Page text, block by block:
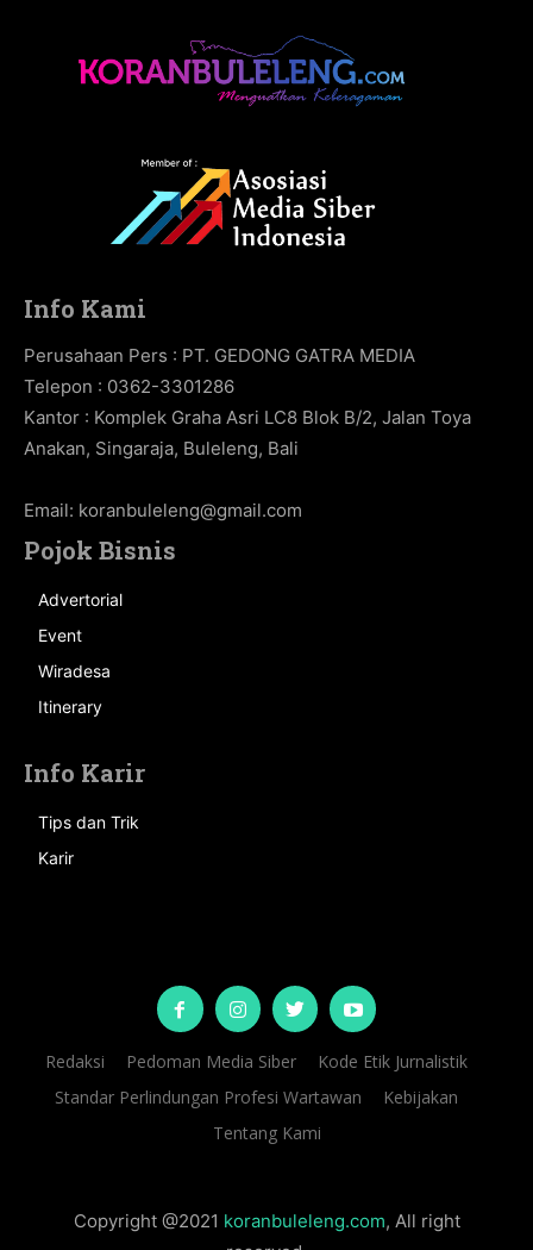
Info Kami
Perusahaan Pers : PT. GEDONG GATRA MEDIA
Telepon : 0362-3301286
Kantor : Komplek Graha Asri LC8 Blok B/2, Jalan Toya
Anakan, Singaraja, Buleleng, Bali
Email: koranbuleleng@gmail.com
Pojok Bisnis
Advertorial
Event
Wiradesa
Itinerary
Info Karir
Tips dan Trik
Karir
Redaksi Pedoman Media Siber
Kode Etik Jurnalistik
Standar Perlindungan Profesi Wartawan
Kebijakan
Tentang Kami
Copyright @2021 koranbuleleng.com, All right